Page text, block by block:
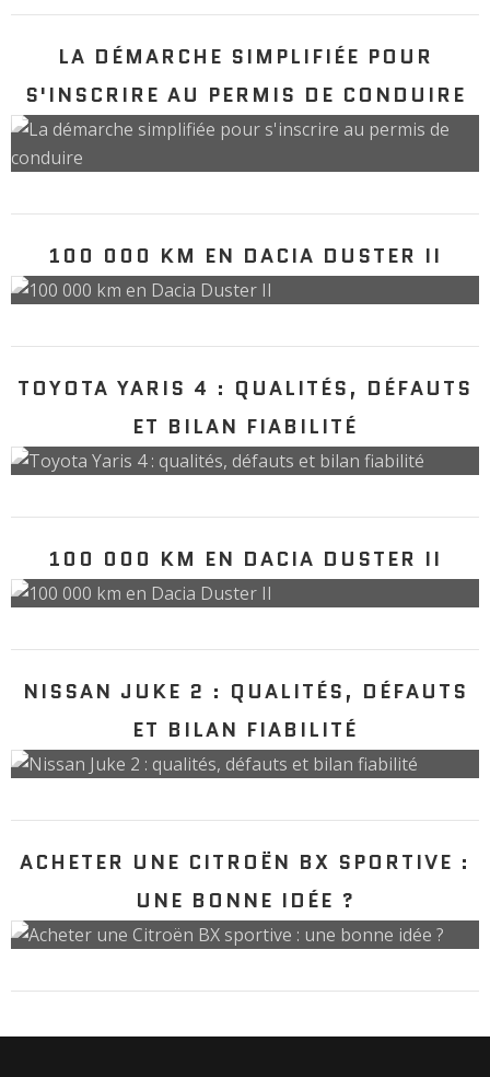
LA DÉMARCHE SIMPLIFIÉE POUR
S'INSCRIRE AU PERMIS DE CONDUIRE
100 000 KM EN DACIA DUSTER II
TOYOTA YARIS 4 : QUALITÉS, DÉFAUTS
ET BILAN FIABILITÉ
100 000 KM EN DACIA DUSTER II
NISSAN JUKE 2 : QUALITÉS, DÉFAUTS
ET BILAN FIABILITÉ
ACHETER UNE CITROËN BX SPORTIVE :
UNE BONNE IDÉE ?